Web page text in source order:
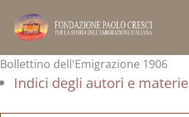
容
Bollettino dell'Emigrazione 1906
Indici degli autori e materie